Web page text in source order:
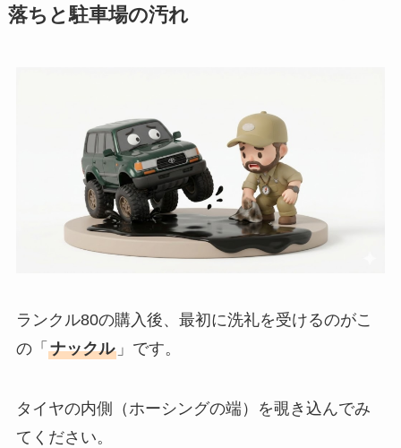
落ちと駐車場の汚れ
ランクル80の購入後、最初に洗礼を受けるのがこ
の「 ナックル」です。
タイヤの内側（ホーシングの端）を覗き込んでみ
てください。